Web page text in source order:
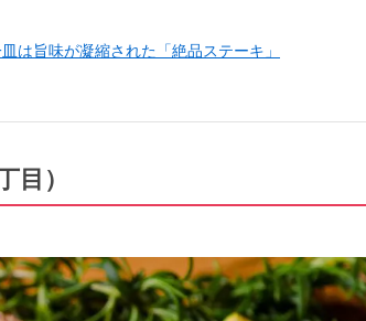
は旨味が凝縮された「絶品ステーキ」
目）